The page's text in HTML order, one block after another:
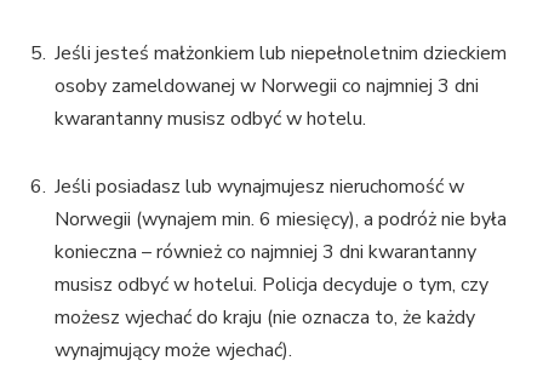
Jeśli jesteś małżonkiem lub niepełnoletnim dzieckiem
osoby zameldowanej w Norwegii co najmniej 3 dni
kwarantanny musisz odbyć w hotelu.
Jeśli posiadasz lub wynajmujesz nieruchomość w
Norwegii (wynajem min. 6 miesięcy), a podróż nie była
konieczna – również co najmniej 3 dni kwarantanny
musisz odbyć w hotelui. Policja decyduje o tym, czy
możesz wjechać do kraju (nie oznacza to, że każdy
wynajmujący może wjechać).